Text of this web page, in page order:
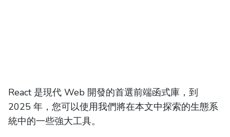
React 是現代 Web 開發的首選前端函式庫，到
2025 年，您可以使用我們將在本文中探索的生態系
統中的一些強大工具。